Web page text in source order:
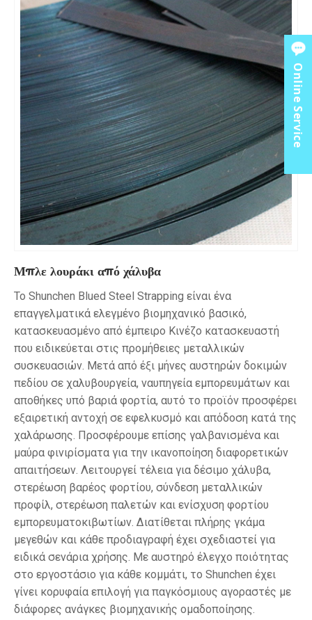
Μπλε λουράκι από χάλυβα
Το Shunchen Blued Steel Strapping είναι ένα
επαγγελματικά ελεγμένο βιομηχανικό βασικό,
κατασκευασμένο από έμπειρο Κινέζο κατασκευαστή
που ειδικεύεται στις προμήθειες μεταλλικών
συσκευασιών. Μετά από έξι μήνες αυστηρών δοκιμών
πεδίου σε χαλυβουργεία, ναυπηγεία εμπορευμάτων και
αποθήκες υπό βαριά φορτία, αυτό το προϊόν προσφέρει
εξαιρετική αντοχή σε εφελκυσμό και απόδοση κατά της
χαλάρωσης. Προσφέρουμε επίσης γαλβανισμένα και
μαύρα φινιρίσματα για την ικανοποίηση διαφορετικών
απαιτήσεων. Λειτουργεί τέλεια για δέσιμο χάλυβα,
στερέωση βαρέος φορτίου, σύνδεση μεταλλικών
προφίλ, στερέωση παλετών και ενίσχυση φορτίου
εμπορευματοκιβωτίων. Διατίθεται πλήρης γκάμα
μεγεθών και κάθε προδιαγραφή έχει σχεδιαστεί για
ειδικά σενάρια χρήσης. Με αυστηρό έλεγχο ποιότητας
στο εργοστάσιο για κάθε κομμάτι, το Shunchen έχει
γίνει κορυφαία επιλογή για παγκόσμιους αγοραστές με
διάφορες ανάγκες βιομηχανικής ομαδοποίησης.
Online Service